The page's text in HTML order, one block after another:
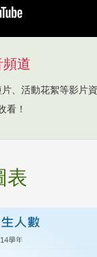
道
、活動花絮等影片資
看！
表